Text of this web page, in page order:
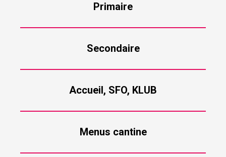
Primaire
Secondaire
Accueil, SFO, KLUB
Menus cantine